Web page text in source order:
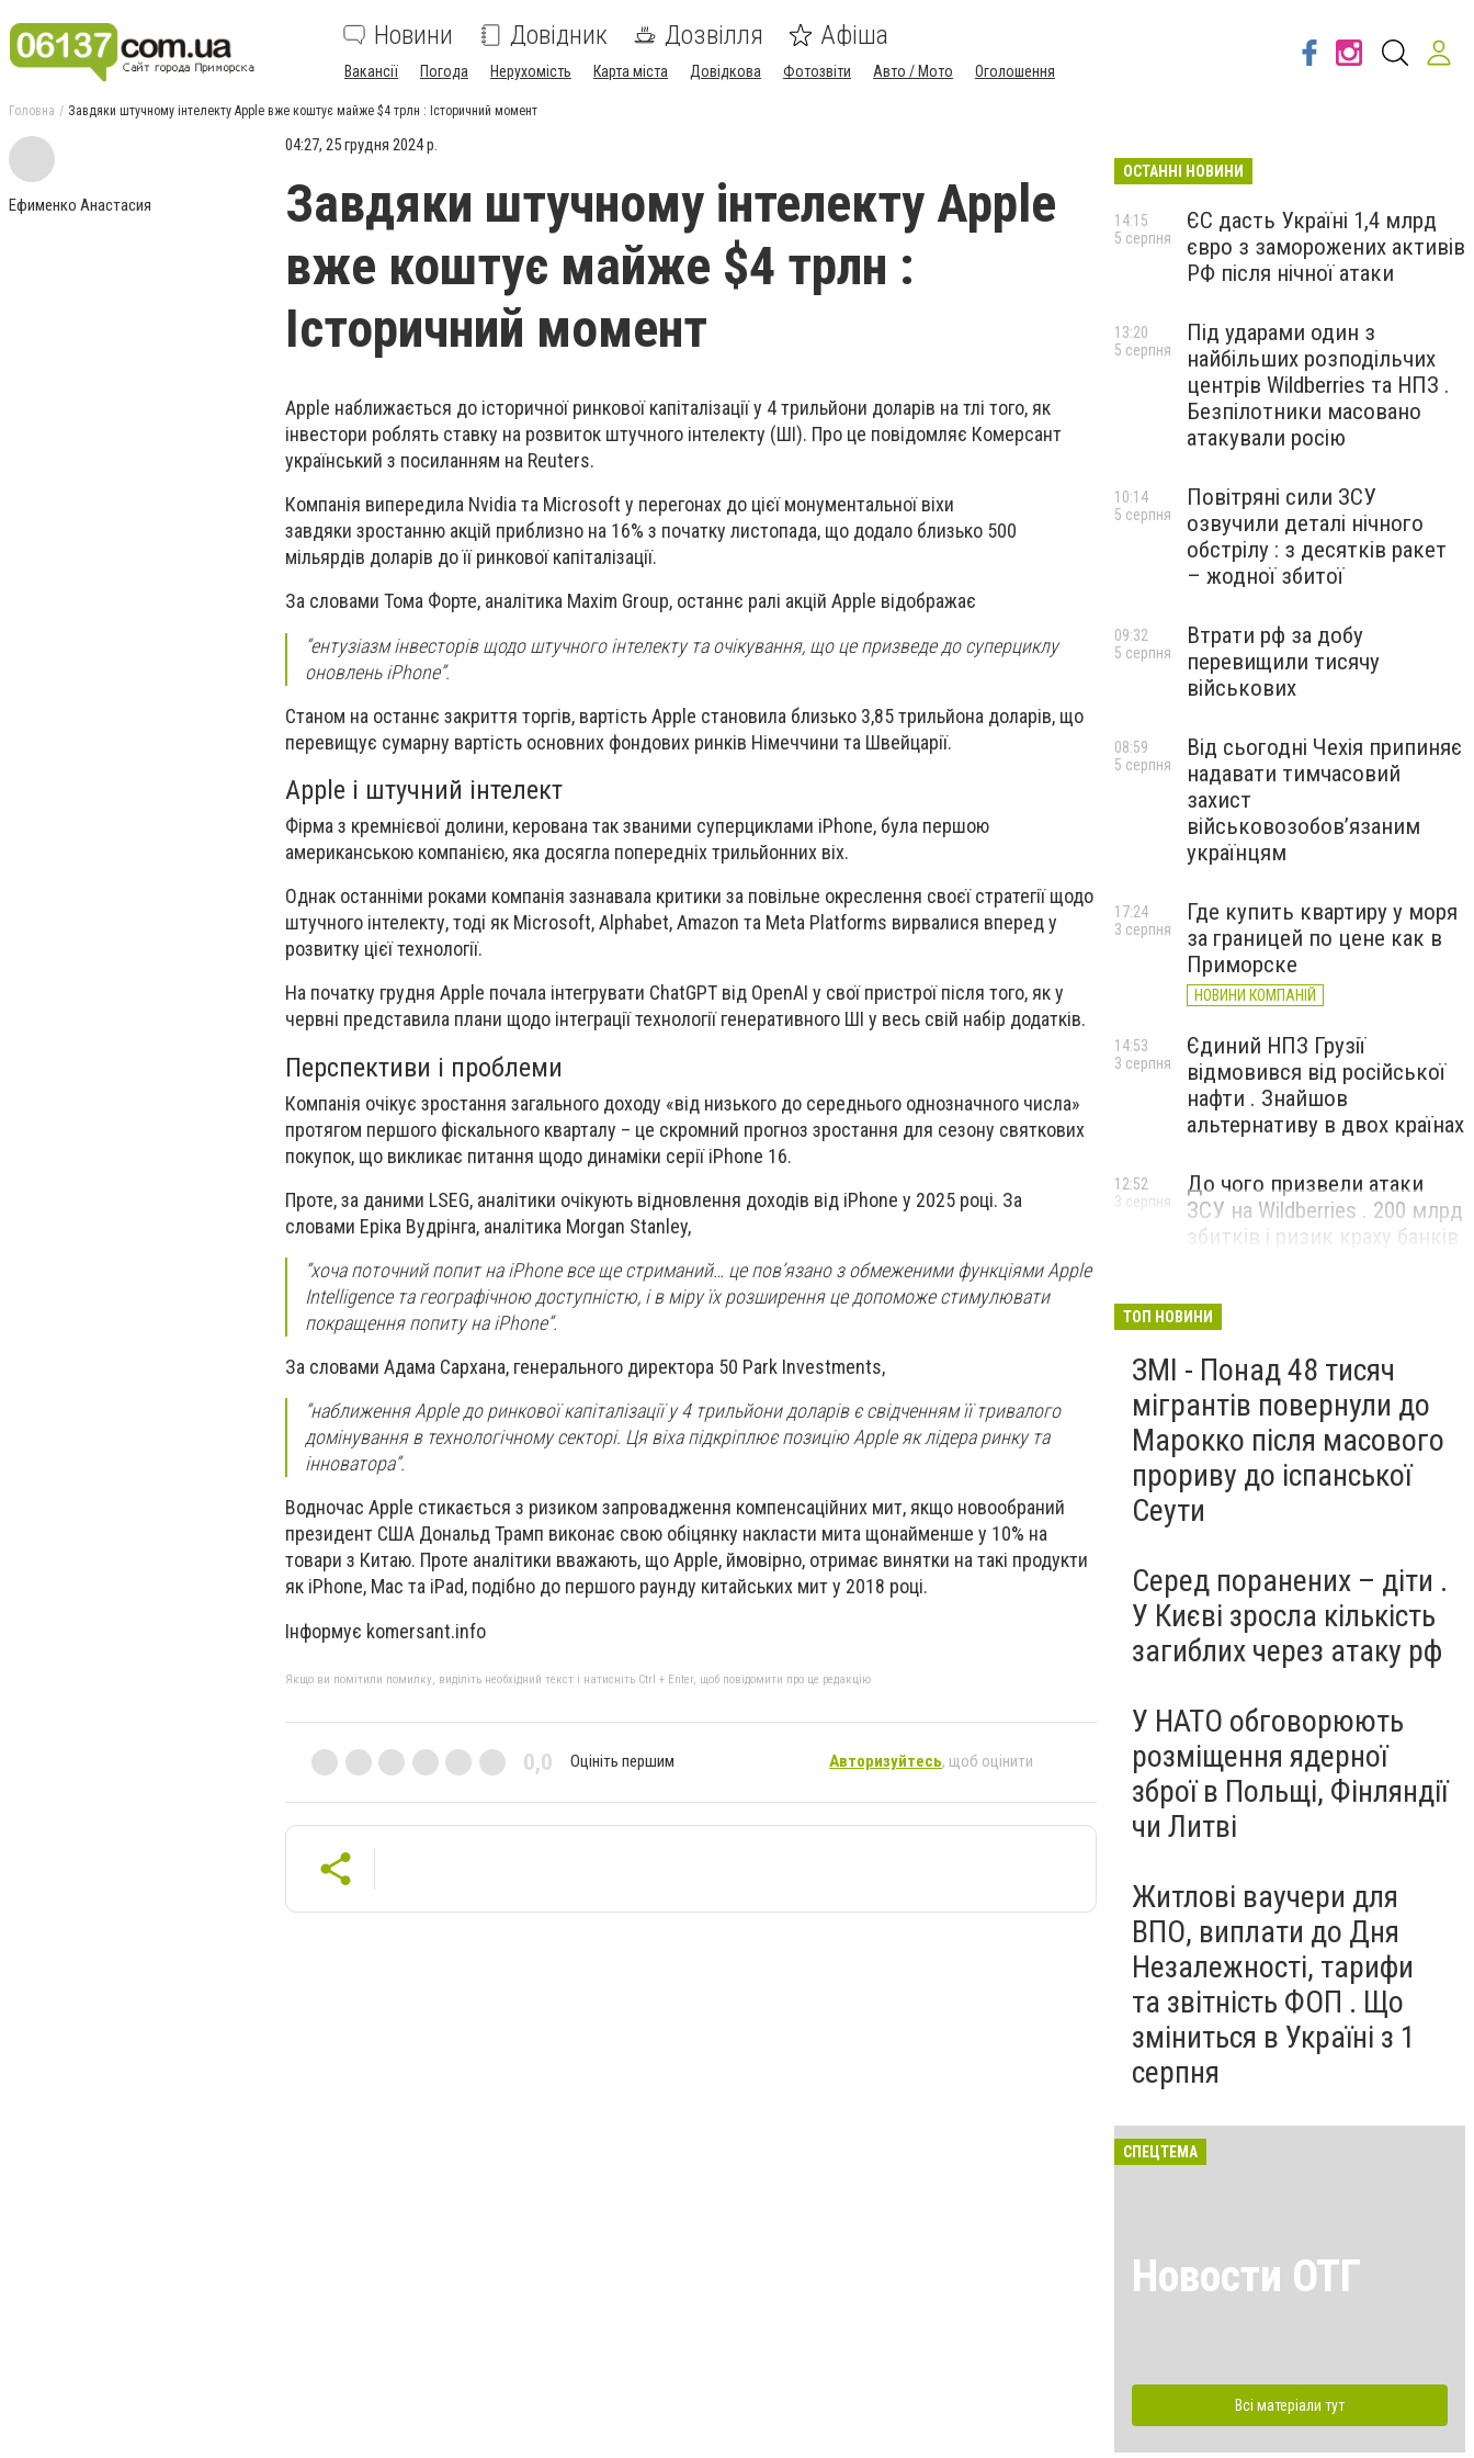
Новини Довідник Дозвілля Афіша
Вакансії Погода Нерухомість Карта міста Довідкова Фотозвіти Авто / Мото Оголошення
Головна Завдяки штучному інтелекту Apple вже коштує майже $4 трлн : Історичний момент
Ефименко Анастасия
04:27, 25 грудня 2024 р.
Завдяки штучному інтелекту Apple
вже коштує майже $4 трлн :
Історичний момент
Apple наближається до історичної ринкової капіталізації у 4 трильйони доларів на тлі того, як
інвестори роблять ставку на розвиток штучного інтелекту (ШІ). Про це повідомляє Комерсант
український з посиланням на Reuters.
Компанія випередила Nvidia та Microsoft у перегонах до цієї монументальної віхи
завдяки зростанню акцій приблизно на 16% з початку листопада, що додало близько 500
мільярдів доларів до її ринкової капіталізації.
За словами Тома Форте, аналітика Maxim Group, останнє ралі акцій Apple відображає
“ентузіазм інвесторів щодо штучного інтелекту та очікування, що це призведе до суперциклу
оновлень iPhone”.
Станом на останнє закриття торгів, вартість Apple становила близько 3,85 трильйона доларів, що
перевищує сумарну вартість основних фондових ринків Німеччини та Швейцарії.
Apple і штучний інтелект
Фірма з кремнієвої долини, керована так званими суперциклами iPhone, була першою
американською компанією, яка досягла попередніх трильйонних віх.
Однак останніми роками компанія зазнавала критики за повільне окреслення своєї стратегії щодо
штучного інтелекту, тоді як Microsoft, Alphabet, Amazon та Meta Platforms вирвалися вперед у
розвитку цієї технології.
На початку грудня Apple почала інтегрувати ChatGPT від OpenAI у свої пристрої після того, як у
червні представила плани щодо інтеграції технології генеративного ШІ у весь свій набір додатків.
Перспективи і проблеми
Компанія очікує зростання загального доходу «від низького до середнього однозначного числа»
протягом першого фіскального кварталу – це скромний прогноз зростання для сезону святкових
покупок, що викликає питання щодо динаміки серії iPhone 16.
Проте, за даними LSEG, аналітики очікують відновлення доходів від iPhone у 2025 році. За
словами Еріка Вудрінга, аналітика Morgan Stanley,
“хоча поточний попит на iPhone все ще стриманий… це пов’язано з обмеженими функціями Apple
Intelligence та географічною доступністю, і в міру їх розширення це допоможе стимулювати
покращення попиту на iPhone”.
За словами Адама Сархана, генерального директора 50 Park Investments,
“наближення Apple до ринкової капіталізації у 4 трильйони доларів є свідченням її тривалого
домінування в технологічному секторі. Ця віха підкріплює позицію Apple як лідера ринку та
інноватора”.
Водночас Apple стикається з ризиком запровадження компенсаційних мит, якщо новообраний
президент США Дональд Трамп виконає свою обіцянку накласти мита щонайменше у 10% на
товари з Китаю. Проте аналітики вважають, що Apple, ймовірно, отримає винятки на такі продукти
як iPhone, Mac та iPad, подібно до першого раунду китайських мит у 2018 році.
Інформує komersant.info
Якщо ви помітили помилку, виділіть необхідний текст і натисніть Ctrl + Enter, щоб повідомити про це редакцію
0,0 Оцініть першим Авторизуйтесь, щоб оцінити
ОСТАННІ НОВИНИ
ЄС дасть Україні 1,4 млрд
євро з заморожених активів
РФ після нічної атаки
14:15
5 серпня
Під ударами один з
найбільших розподільчих
центрів Wildberries та НПЗ .
Безпілотники масовано
атакували росію
13:20
5 серпня
Повітряні сили ЗСУ
озвучили деталі нічного
обстрілу : з десятків ракет
– жодної збитої
10:14
5 серпня
Втрати рф за добу
перевищили тисячу
військових
09:32
5 серпня
Від сьогодні Чехія припиняє
надавати тимчасовий
захист
військовозобов’язаним
українцям
08:59
5 серпня
Где купить квартиру у моря
за границей по цене как в
Приморске
НОВИНИ КОМПАНІЙ
17:24
3 серпня
Єдиний НПЗ Грузії
відмовився від російської
нафти . Знайшов
альтернативу в двох країнах
14:53
3 серпня
До чого призвели атаки
ЗСУ на Wildberries . 200 млрд
збитків і ризик краху банків
12:52
3 серпня
ТОП НОВИНИ
ЗМІ - Понад 48 тисяч
мігрантів повернули до
Марокко після масового
прориву до іспанської
Сеути
Серед поранених – діти .
У Києві зросла кількість
загиблих через атаку рф
У НАТО обговорюють
розміщення ядерної
зброї в Польщі, Фінляндії
чи Литві
Житлові ваучери для
ВПО, виплати до Дня
Незалежності, тарифи
та звітність ФОП . Що
зміниться в Україні з 1
серпня
СПЕЦТЕМА
Новости ОТГ
Всі матеріали тут